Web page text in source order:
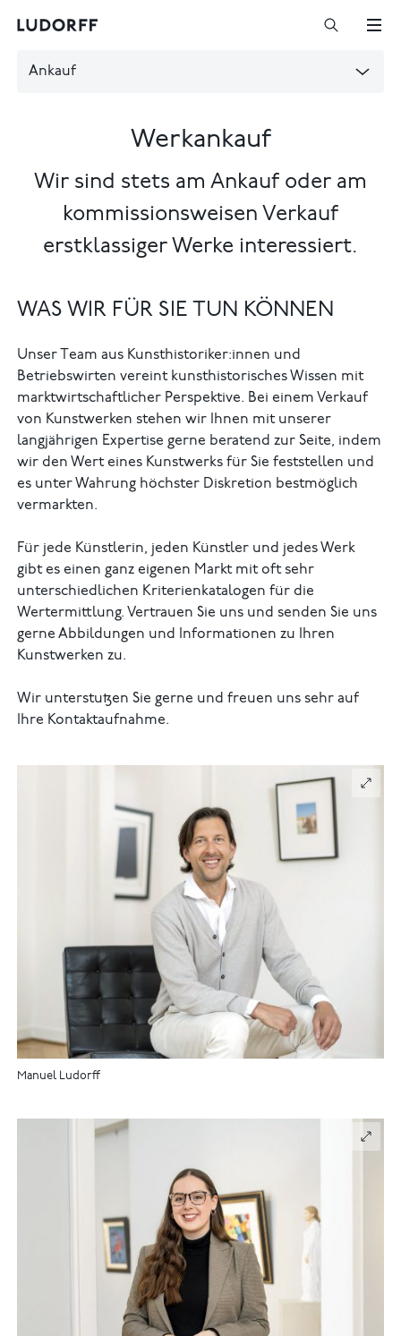
Ankauf
Werkankauf
Wir sind stets am Ankauf oder am
kommissionsweisen Verkauf
erstklassiger Werke interessiert.
WAS WIR FÜR SIE TUN KÖNNEN
Unser Team aus Kunsthistoriker:innen und
Betriebswirten vereint kunsthistorisches Wissen mit
marktwirtschaftlicher Perspektive. Bei einem Verkauf
von Kunstwerken stehen wir Ihnen mit unserer
langjährigen Expertise gerne beratend zur Seite, indem
wir den Wert eines Kunstwerks für Sie feststellen und
es unter Wahrung höchster Diskretion bestmöglich
vermarkten.
Für jede Künstlerin, jeden Künstler und jedes Werk
gibt es einen ganz eigenen Markt mit oft sehr
unterschiedlichen Kriterienkatalogen für die
Wertermittlung. Vertrauen Sie uns und senden Sie uns
gerne Abbildungen und Informationen zu Ihren
Kunstwerken zu.
Wir unterstutzen Sie gerne und freuen uns sehr auf
Ihre Kontaktaufnahme.
Manuel Ludorff